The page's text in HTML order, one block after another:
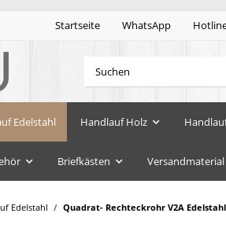
Startseite WhatsApp
Edelstahl Handlauf Holz
Briefkästen Versandmaterial
Edelstahl Quadrat- Rechteckrohr V2A